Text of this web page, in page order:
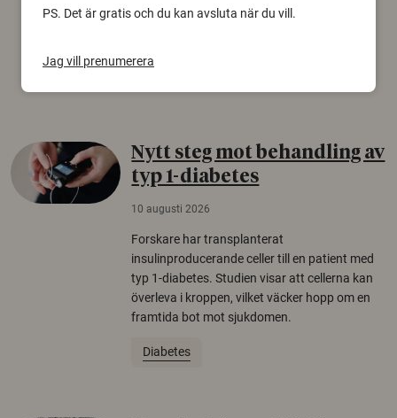
instruktioner som fåglarna bär med sig från
Nytt steg mot behandling av
typ 1-diabetes
10 augusti 2026
Forskare har transplanterat
insulinproducerande celler till en patient med
typ 1-diabetes. Studien visar att cellerna kan
överleva i kroppen, vilket väcker hopp om en
framtida bot mot sjukdomen.
Diabetes
PS. Det är gratis och du kan avsluta när du vill.
Jag vill prenumerera